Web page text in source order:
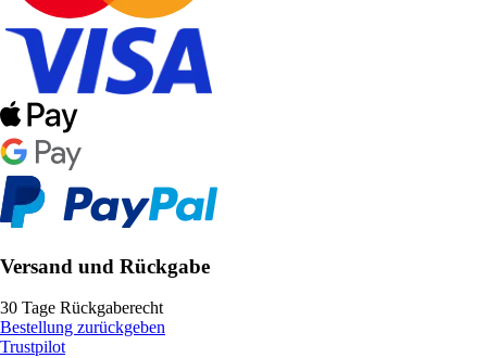
Versand und Rückgabe
30 Tage Rückgaberecht
Bestellung zurückgeben
Trustpilot